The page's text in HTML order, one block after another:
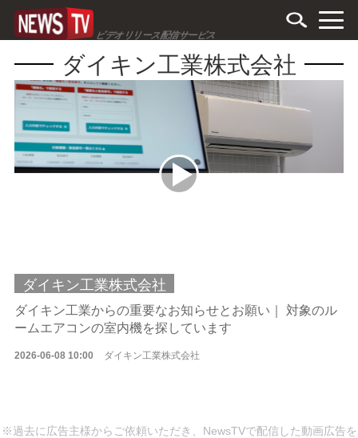
ビデオリリース配信サービス
ダイキン工業株式会社
ダイキン工業株式会社
ダイキン工業からの重要なお知らせとお願い｜ 対象のル
ームエアコンの室内機を探しています
2026-06-08 10:00 ダイキン工業株式会社
※過去に広告主様からご依頼いただき、NewsTVで配信した動画広告を